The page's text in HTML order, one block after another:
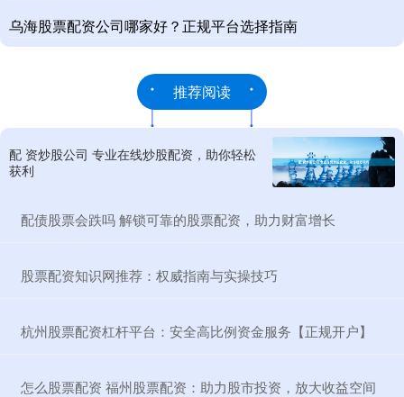
乌海股票配资公司哪家好？正规平台选择指南
推荐阅读
配 资炒股公司 专业在线炒股配资，助你轻松
获利
​配债股票会跌吗 解锁可靠的股票配资，助力财富增长
​股票配资知识网推荐：权威指南与实操技巧
​杭州股票配资杠杆平台：安全高比例资金服务【正规开户】
​怎么股票配资 福州股票配资：助力股市投资，放大收益空间